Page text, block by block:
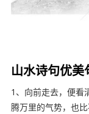
山水诗句优美
1、向前走去，便看
腾万里的气势，也